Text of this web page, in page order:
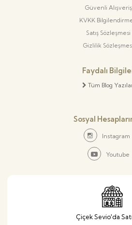
Güvenli Alışveriş
KVKK
Satış Sözleşmesi
Gizlilik
Faydalı
Tüm Blog
Sosyal
Instagram
Youtube
Çiçek Sevio'da